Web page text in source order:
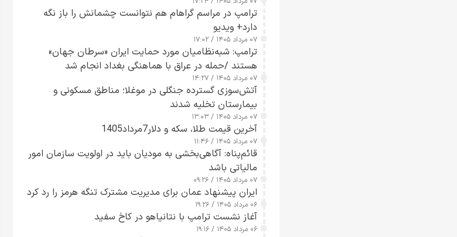
ترامپ در مراسم گراهام هم نتوانست چشمانش را باز نگه
دارد+ ویدیو
۰۷ مرداد ۱۴۰۵ / ۱۷:۰۲
ترامپ: شبه‌نظامیان مورد حمایت ایران «سرطان جهان»
هستند /حمله در عراق با هماهنگی بغداد انجام شد
۰۷ مرداد ۱۴۰۵ / ۱۴:۲۷
آتش‌سوزی گسترده جنگلی در موغلا؛ مناطق مسکونی و
بیمارستان تخلیه شدند
۰۷ مرداد ۱۴۰۵ / ۱۳:۰۳
آخرین قیمت طلا، سکه و دلار7مرداد1405
۰۷ مرداد ۱۴۰۵ / ۱۱:۴۶
قائم‌پناه: آگاهی‌بخشی به مودیان باید در اولویت سازمان امور
مالیاتی باشد
۰۷ مرداد ۱۴۰۵ / ۰۹:۲۶
ایران پیشنهاد عمان برای مدیریت مشترک تنگه هرمز را رد کرد
۰۶ مرداد ۱۴۰۵ / ۱۹:۲۶
آغاز نشست ترامپ با نتانیاهو در کاخ سفید
۰۶ مرداد ۱۴۰۵ / ۱۹:۱۶